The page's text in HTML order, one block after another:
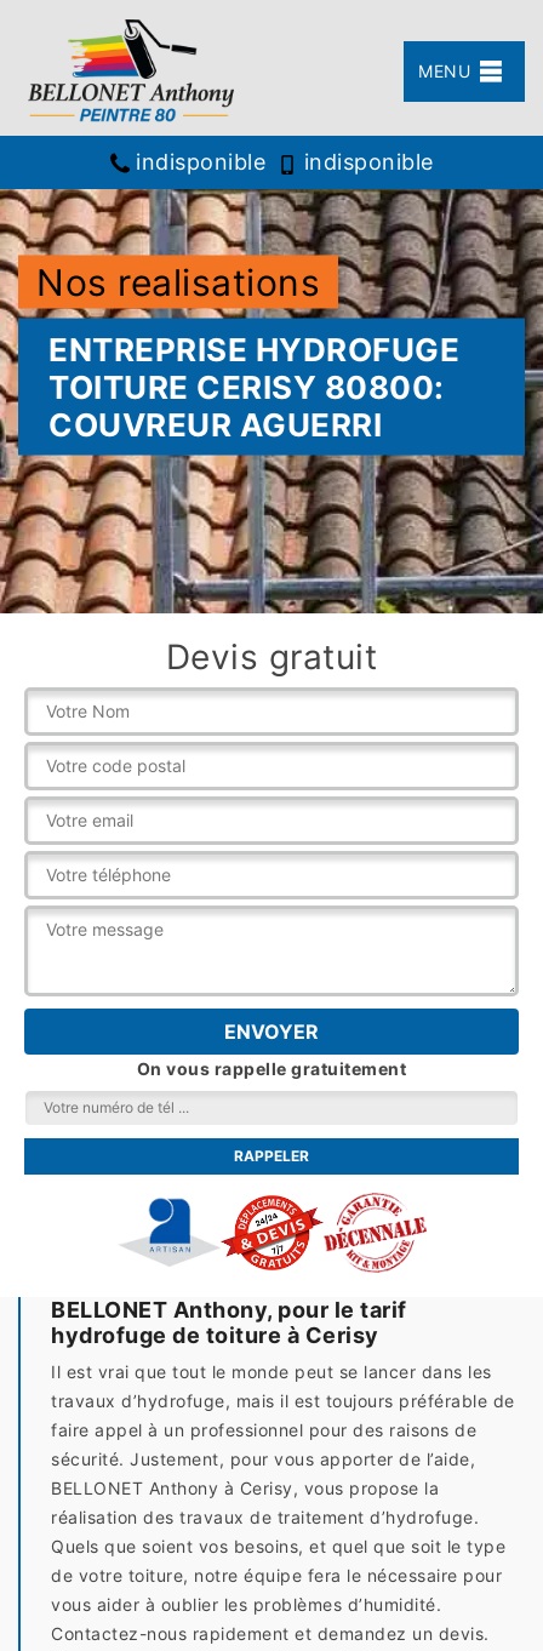
MENU
indisponible indisponible
Nos realisations
ENTREPRISE HYDROFUGE
TOITURE CERISY 80800:
COUVREUR AGUERRI
Devis gratuit
On vous rappelle gratuitement
BELLONET Anthony, pour le tarif
hydrofuge de toiture à Cerisy
Il est vrai que tout le monde peut se lancer dans les
travaux d’hydrofuge, mais il est toujours préférable de
faire appel à un professionnel pour des raisons de
sécurité. Justement, pour vous apporter de l’aide,
BELLONET Anthony à Cerisy, vous propose la
réalisation des travaux de traitement d’hydrofuge.
Quels que soient vos besoins, et quel que soit le type
de votre toiture, notre équipe fera le nécessaire pour
vous aider à oublier les problèmes d’humidité.
Contactez-nous rapidement et demandez un devis.